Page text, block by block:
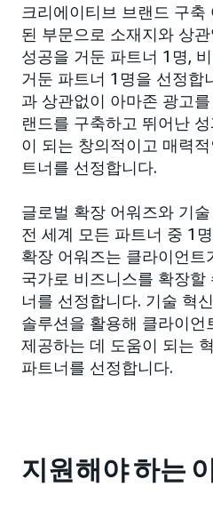
크리에이티브 브랜드 구축
된 부문으로 소재지와 상
성공을 거둔 파트너 1명,
거둔 파트너 1명을 선정합
과 상관없이 아마존 광고
랜드를 구축하고 뛰어난
이 되는 창의적이고 매력
트너를 선정합니다.
글로벌 확장 어워즈와 기
전 세계 모든 파트너 중 1
확장 어워즈는 클라이언트
국가로 비즈니스를 확장할
너를 선정합니다. 기술 혁
솔루션을 활용해 클라이언
제공하는 데 도움이 되는
파트너를 선정합니다.
지원해야 하는